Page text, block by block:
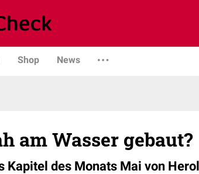
Shop News
am Wasser gebaut?
Kapitel des Monats Mai von